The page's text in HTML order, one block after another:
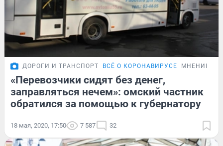
ДОРОГИ И ТРАНСПОРТ ВСЁ О КОРОНАВИРУСЕ МНЕНИЕ
«Перевозчики сидят без денег,
заправляться нечем»: омский частник
обратился за помощью к губернатору
18 мая, 2020, 17:50 7 587 32